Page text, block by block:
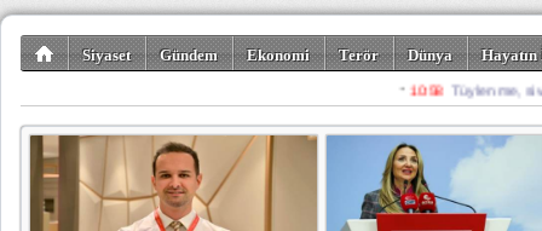
Siyaset Gündem Ekonomi Terör Dünya
Spor Misafir